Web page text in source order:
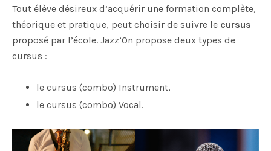
'
O
N
Tout élève désireux d’acquérir une formation complète,
théorique et pratique, peut choisir de suivre le cursus
proposé par l’école. Jazz’On propose deux types de
cursus :
le cursus (combo) Instrument,
le cursus (combo) Vocal.